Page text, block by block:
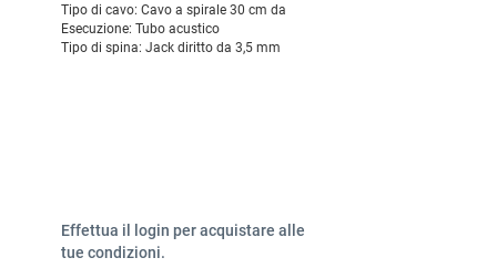
Tipo di cavo: Cavo a spirale 30 cm da
Esecuzione: Tubo acustico
Tipo di spina: Jack diritto da 3,5 mm
Effettua il login per acquistare alle
tue condizioni.